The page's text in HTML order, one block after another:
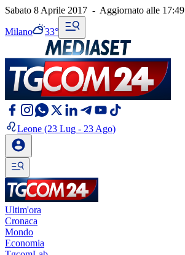
Sabato 8 Aprile 2017 - Aggiornato alle 17:49
Milano 33°
Leone (23 Lug - 23 Ago)
Ultim'ora
Cronaca
Mondo
Economia